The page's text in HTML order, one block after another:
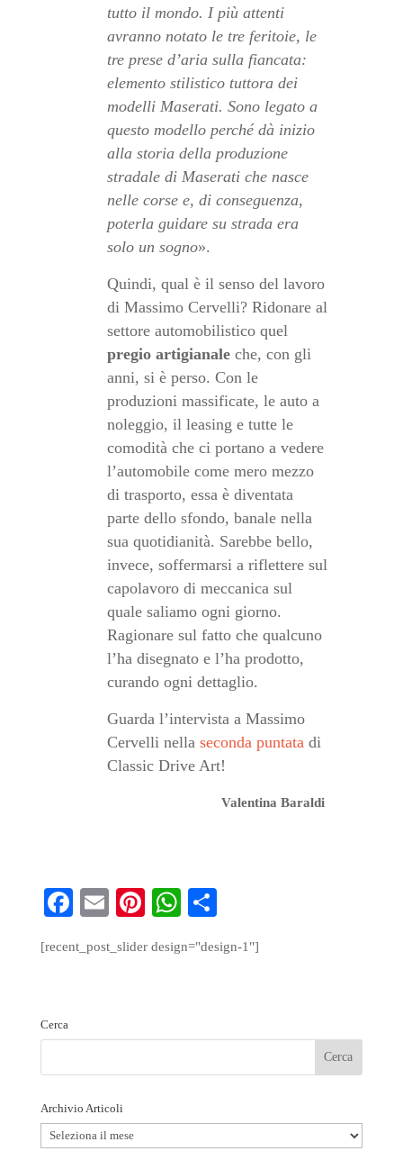
tutto il mondo. I più attenti
avranno notato le tre feritoie, le
tre prese d’aria sulla fiancata:
elemento stilistico tuttora dei
modelli Maserati. Sono legato a
questo modello perché dà inizio
alla storia della produzione
stradale di Maserati che nasce
nelle corse e, di conseguenza,
poterla guidare su strada era
solo un sogno».
Quindi, qual è il senso del lavoro
di Massimo Cervelli? Ridonare al
settore automobilistico quel
pregio artigianaleche, con gli
anni, si è perso. Con le
produzioni massificate, le auto a
noleggio, il leasing e tutte le
comodità che ci portano a vedere
l’automobile come mero mezzo
di trasporto, essa è diventata
parte dello sfondo, banale nella
sua quotidianità. Sarebbe bello,
invece, soffermarsi a riflettere sul
capolavoro di meccanica sul
quale saliamo ogni giorno.
Ragionare sul fatto che qualcuno
l’ha disegnato e l’ha prodotto,
curando ogni dettaglio.
Guarda l’intervista a Massimo
Cervelli nellaseconda puntata di
Classic Drive Art!
Valentina Baraldi
Fa
bo
E
ail
Pi
er
W
ts
re
[recent_post_slider design="design-1"]
Cerca
Archivio Articoli
Archivio